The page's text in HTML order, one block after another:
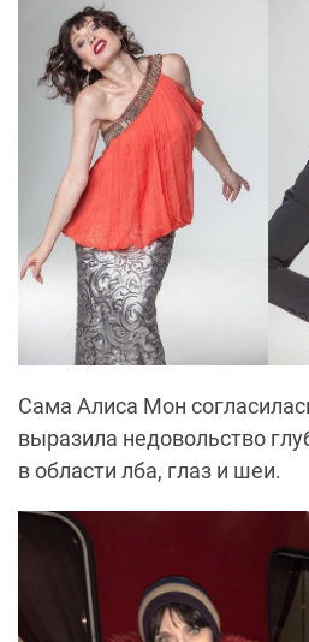
Сама Алиса Мон
выразила недовольство
в области лба, глаз и шеи.